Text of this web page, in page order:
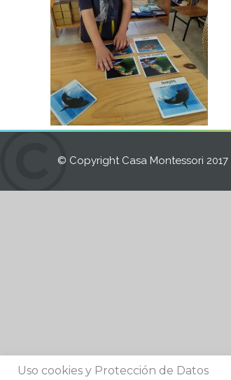
© Copyright Casa Montessori 2017
Uso cookies y Protección de Datos